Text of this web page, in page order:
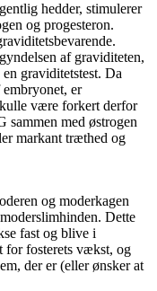
hedder, stimulerer
og progesteron.
af graviditeten,
graviditetstest. Da
er
være forkert derfor
med østrogen
markant træthed og
og moderkagen
Dette
fast og blive i
for fosterets vækst, og
der er (eller ønsker at